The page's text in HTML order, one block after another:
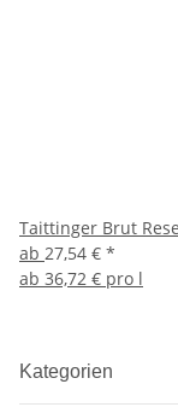
Taittinger Brut
ab 27,54 € *
ab 36,72 € pro l
Kategorien